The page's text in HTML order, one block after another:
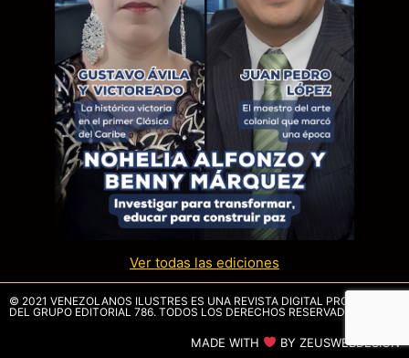
Ver todas las ediciones
© 2021 VENEZOLANOS ILUSTRES ES UNA REVISTA DIGITAL PROPIEDAD
DEL GRUPO EDITORIAL 786. TODOS LOS DERECHOS RESERVADOS.
MADE WITH BY ZEUSWEBDESIGN